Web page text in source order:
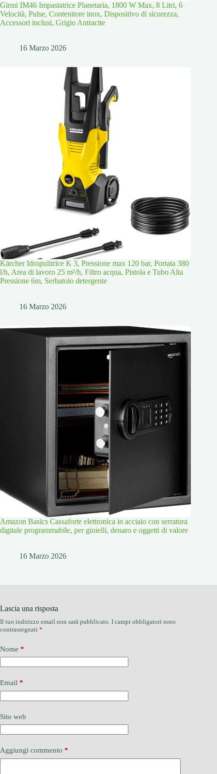
Girmi IM46 Impastatrice Planetaria, 1800 W Max, 8 Litri, 6
Velocità, Pulse, Contenitore inox, Dispositivo di sicurezza,
Accessori inclusi, Grigio Antracite
16 Marzo 2026
Kärcher Idropulitrice K 3, Pressione max 120 bar, Portata 380
l/h, Area di lavoro 25 m²/h, Filtro acqua, Pistola e Tubo Alta
Pressione 6m, Serbatoio detergente
16 Marzo 2026
Amazon Basics Cassaforte elettronica in acciaio con serratura
digitale programmabile, per gioielli, denaro e oggetti di valore
16 Marzo 2026
Lascia una risposta
Il tuo indirizzo email non sarà pubblicato. I campi obbligatori sono
contrassegnati *
Nome *
Email *
Sito web
Aggiungi commento *